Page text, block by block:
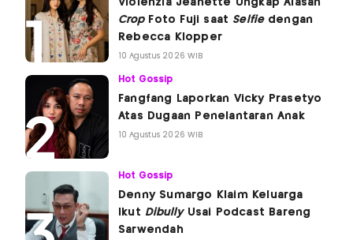
Violenzia Jeanette Ungkap Alasan
CropFoto Fuji saat Selfiedengan
Rebecca Klopper
10 Agustus 2026 WIB
Hot Gossip
Fangfang Laporkan Vicky Prasetyo
Atas Dugaan Penelantaran Anak
10 Agustus 2026 WIB
Hot Gossip
Denny Sumargo Klaim Keluarga
Ikut DibullyUsai Podcast Bareng
Sarwendah